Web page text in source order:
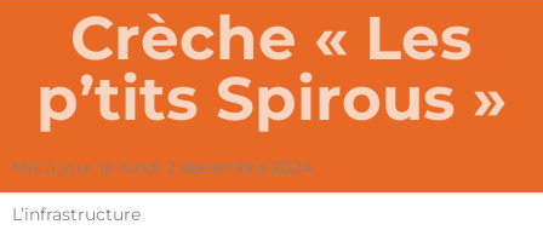
Crèche « Les
p’tits Spirous »
Mis à jour le lundi 2 décembre 2024
L’infrastructure